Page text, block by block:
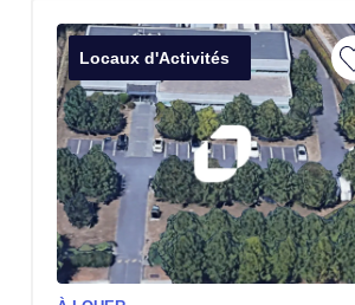
Locaux d'Activités